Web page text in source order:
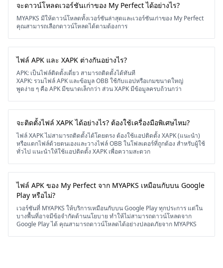
จะดาวน์โหลดเวอร์ชันเก่าของ My Perfect ได้อย่างไร?
MYAPKS มีให้ดาวน์โหลดทั้งเวอร์ชันล่าสุดและเวอร์ชันเก่าของ My Perfect
คุณสามารถเลือกดาวน์โหลดได้ตามต้องการ
ไฟล์ APK และ XAPK ต่างกันอย่างไร?
APK: เป็นไฟล์ติดตั้งเดี่ยว สามารถติดตั้งได้ทันที
XAPK: รวมไฟล์ APK และข้อมูล OBB ใช้กับแอปหรือเกมขนาดใหญ่
พูดง่าย ๆ คือ APK มีขนาดเล็กกว่า ส่วน XAPK มีข้อมูลครบถ้วนกว่า
จะติดตั้งไฟล์ XAPK ได้อย่างไร? ต้องใช้เครื่องมือพิเศษไหม?
ไฟล์ XAPK ไม่สามารถติดตั้งได้โดยตรง ต้องใช้แอปติดตั้ง XAPK (แนะนำ)
หรือแตกไฟล์ด้วยตนเองและวางไฟล์ OBB ในโฟลเดอร์ที่ถูกต้อง สำหรับผู้ใช้
ทั่วไป แนะนำให้ใช้แอปติดตั้ง XAPK เพื่อความสะดวก
ไฟล์ APK ของ My Perfect จาก MYAPKS เหมือนกับบน Google
Play หรือไม่?
เวอร์ชันที่ MYAPKS ให้บริการเหมือนกับบน Google Play ทุกประการ แต่ใน
บางพื้นที่อาจมีข้อจำกัดด้านนโยบาย ทำให้ไม่สามารถดาวน์โหลดจาก
Google Play ได้ คุณสามารถดาวน์โหลดได้อย่างปลอดภัยจาก MYAPKS